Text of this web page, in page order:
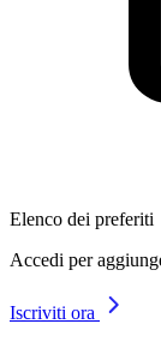
Elenco dei preferiti
Accedi per
Iscriviti ora